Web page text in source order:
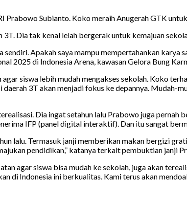
Prabowo Subianto. Koko meraih Anugerah GTK
Dia tak kenal lelah bergerak untuk kemajuan
Apakah saya mampu mempertahankan karya
2025 di Indonesia Arena, kawasan Gelora Bung
siswa lebih mudah mengakses sekolah. Koko
3T akan menjadi fokus ke depannya. Mudah-
Dia ingat setahun lalu Prabowo juga
IFP (panel digital interaktif). Dan itu sangat
lalu. Termasuk janji memberikan makan bergizi
pendidikan,” katanya terkait pembuktian janji
agar siswa bisa mudah ke sekolah, juga akan
di Indonesia ini berkualitas. Kami terus akan